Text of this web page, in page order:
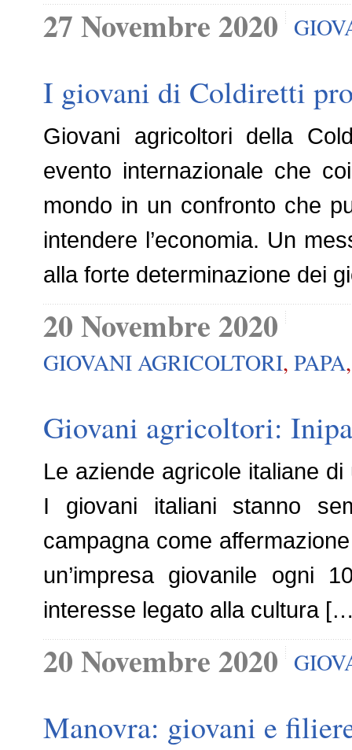
27 Novembre 2020
I giovani di Coldiretti
Giovani agricoltori della
evento internazionale che
mondo in un confronto che
intendere l’economia. Un
alla forte determinazione dei
20 Novembre 2020
GIOVANI AGRICOLTORI, PAPA
Giovani agricoltori:
Le aziende agricole italiane
I giovani italiani stanno
campagna come
un’impresa giovanile ogni
interesse legato alla cultura
20 Novembre 2020
Manovra: giovani e